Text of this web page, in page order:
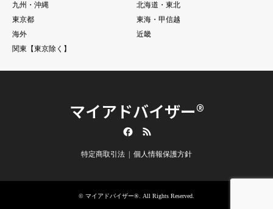
九州・沖縄
北海道・東北
東京都
東海・甲信越
海外
近畿
関東【東京除く】
マイアドバイザー®
特定商取引法 個人情報保護方針
© マイアドバイザー®. All Rights Reserved.